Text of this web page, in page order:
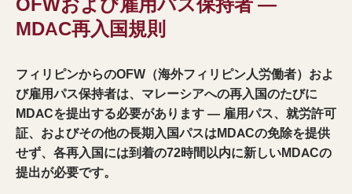
MDAC再入国規則
フィリピンからのOFW（海外フィリピン人労働者）およ
び雇用パス保持者は、マレーシアへの再入国のたびに
MDACを提出する必要があります — 雇用パス、就労許可
証、およびその他の長期入国パスはMDACの免除を提供
せず、各再入国には到着の72時間以内に新しいMDACの
提出が必要です。